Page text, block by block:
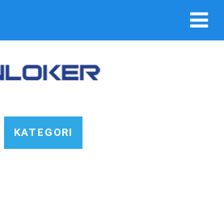
KATEGORI